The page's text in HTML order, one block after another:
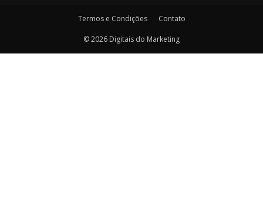
Termos e Condições Contato
© 2026 Digitais do Marketing